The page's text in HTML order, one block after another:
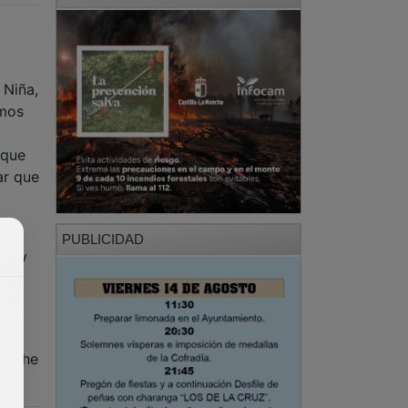
que
he
PUBLICIDAD